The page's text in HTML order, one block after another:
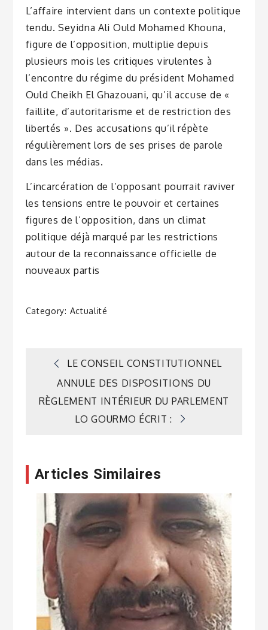
L’affaire intervient dans un contexte politique
tendu. Seyidna Ali Ould Mohamed Khouna,
figure de l’opposition, multiplie depuis
plusieurs mois les critiques virulentes à
l’encontre du régime du président Mohamed
Ould Cheikh El Ghazouani, qu’il accuse de «
faillite, d’autoritarisme et de restriction des
libertés ». Des accusations qu’il répète
régulièrement lors de ses prises de parole
dans les médias.
L’incarcération de l’opposant pourrait raviver
les tensions entre le pouvoir et certaines
figures de l’opposition, dans un climat
politique déjà marqué par les restrictions
autour de la reconnaissance officielle de
nouveaux partis
Category: Actualité
Navigation
de
LE CONSEIL CONSTITUTIONNEL
ANNULE DES DISPOSITIONS DU
RÈGLEMENT INTÉRIEUR DU PARLEMENT
LO GOURMO ÉCRIT :
Articles Similaires